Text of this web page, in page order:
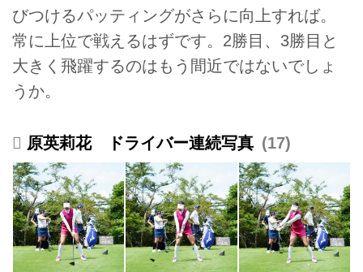
びつけるパッティングがさらに向上すれば。
常に上位で戦えるはずです。2勝目、3勝目と
大きく飛躍するのはもう間近ではないでしょ
うか。
原英莉花 ドライバー連続写真 17